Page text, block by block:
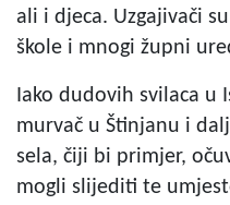
ali i djeca. Uzgajivači
škole i mnogi župni
Iako dudovih svilaca u
murvač u Štinjanu i
sela, čiji bi primjer,
mogli slijediti te